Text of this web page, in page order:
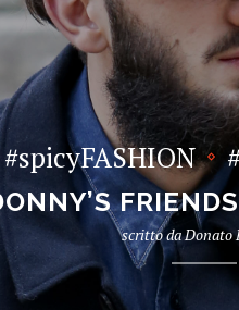
#spicyFASHION
scritto daDonato